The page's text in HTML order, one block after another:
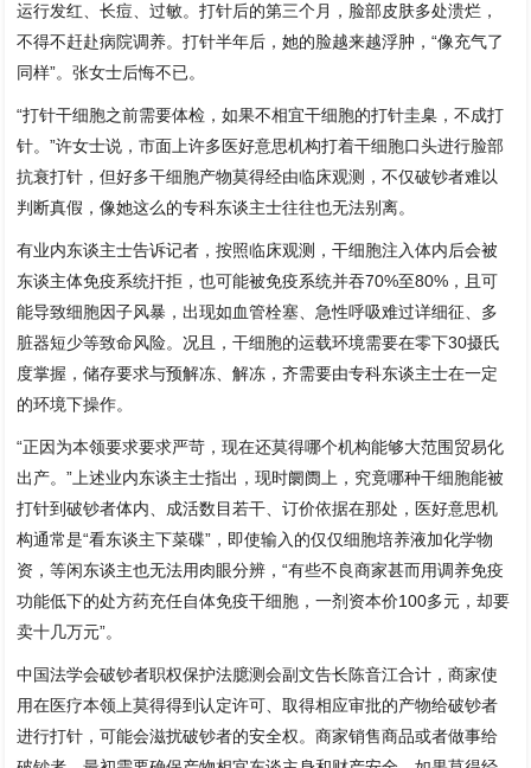
运行发红、长痘、过敏。打针后的第三个月，脸部皮肤多处溃烂，
不得不赶赴病院调养。打针半年后，她的脸越来越浮肿，“像充气了
同样”。张女士后悔不已。
“打针干细胞之前需要体检，如果不相宜干细胞的打针圭臬，不成打
针。”许女士说，市面上许多医好意思机构打着干细胞口头进行脸部
抗衰打针，但好多干细胞产物莫得经由临床观测，不仅破钞者难以
判断真假，像她这么的专科东谈主士往往也无法别离。
有业内东谈主士告诉记者，按照临床观测，干细胞注入体内后会被
东谈主体免疫系统扞拒，也可能被免疫系统并吞70%至80%，且可
能导致细胞因子风暴，出现如血管栓塞、急性呼吸难过详细征、多
脏器短少等致命风险。况且，干细胞的运载环境需要在零下30摄氏
度掌握，储存要求与预解冻、解冻，齐需要由专科东谈主士在一定
的环境下操作。
“正因为本领要求要求严苛，现在还莫得哪个机构能够大范围贸易化
出产。”上述业内东谈主士指出，现时阛阓上，究竟哪种干细胞能被
打针到破钞者体内、成活数目若干、订价依据在那处，医好意思机
构通常是“看东谈主下菜碟”，即使输入的仅仅细胞培养液加化学物
资，等闲东谈主也无法用肉眼分辨，“有些不良商家甚而用调养免疫
功能低下的处方药充任自体免疫干细胞，一剂资本价100多元，却要
卖十几万元”。
中国法学会破钞者职权保护法臆测会副文告长陈音江合计，商家使
用在医疗本领上莫得得到认定许可、取得相应审批的产物给破钞者
进行打针，可能会滋扰破钞者的安全权。商家销售商品或者做事给